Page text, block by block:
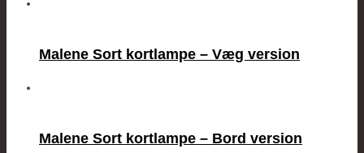
Malene Sort kortlampe – Væg version
Malene Sort kortlampe – Bord version